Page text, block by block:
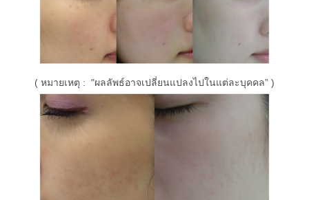
( หมายเหตุ : "ผลลัพธ์อาจเปลี่ยนแปลงไปในแต่ละบุคคล” )